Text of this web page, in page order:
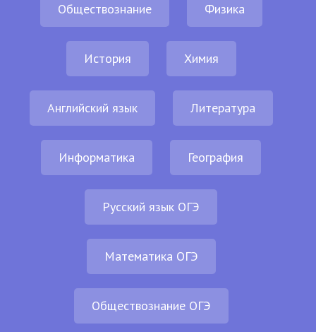
Обществознание Физика
История Химия
Английский язык Литература
Информатика География
Русский язык ОГЭ
Математика ОГЭ
Обществознание ОГЭ